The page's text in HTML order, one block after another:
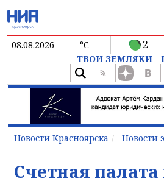
08.08.2026 °C 2
ТВОИ ЗЕМЛЯКИ -
Новости Красноярска Новости
Счетная палата